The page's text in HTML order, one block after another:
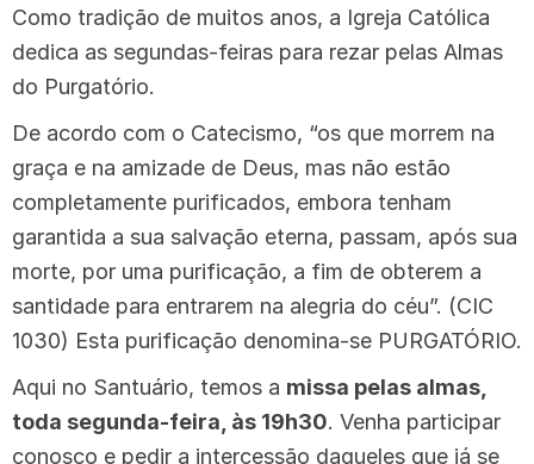
Como tradição de muitos anos, a Igreja Católica
dedica as segundas-feiras para rezar pelas Almas
do Purgatório.
De acordo com o Catecismo, “os que morrem na
graça e na amizade de Deus, mas não estão
completamente purificados, embora tenham
garantida a sua salvação eterna, passam, após sua
morte, por uma purificação, a fim de obterem a
santidade para entrarem na alegria do céu”. (CIC
1030) Esta purificação denomina-se PURGATÓRIO.
Aqui no Santuário, temos a missa pelas almas,
toda segunda-feira, às 19h30. Venha participar
conosco e pedir a intercessão daqueles que já se